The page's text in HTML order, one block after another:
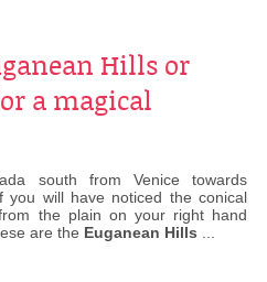
Hills or
a magical
south from Venice towards
will have noticed the conical
the plain on your right hand
are the Euganean Hills